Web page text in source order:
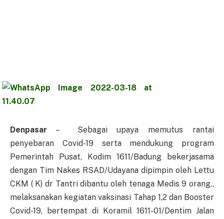
Denpasar – Sebagai upaya memutus rantai
penyebaran Covid-19 serta mendukung program
Pemerintah Pusat, Kodim 1611/Badung bekerjasama
dengan Tim Nakes RSAD/Udayana dipimpin oleh Lettu
CKM ( K) dr Tantri dibantu oleh tenaga Medis 9 orang.,
melaksanakan kegiatan vaksinasi Tahap 1,2 dan Booster
Covid-19, bertempat di Koramil 1611-01/Dentim Jalan